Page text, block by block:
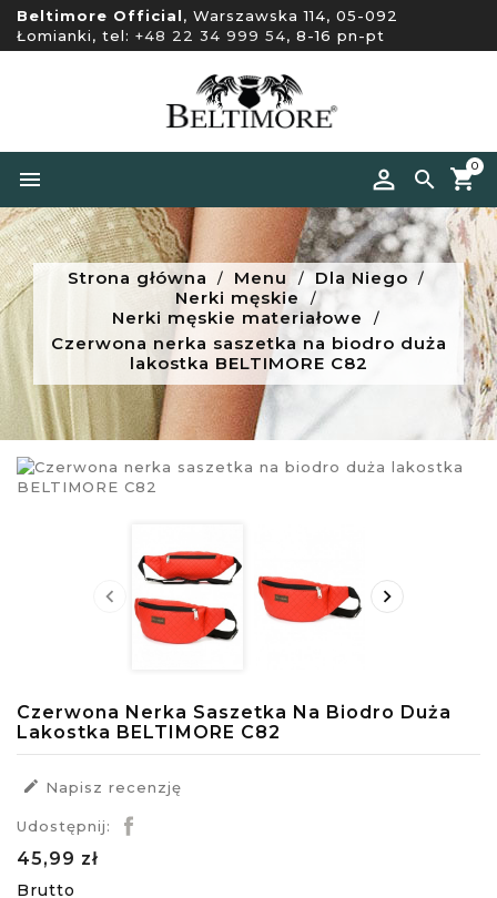
Beltimore Official, Warszawska 114, 05-092
Łomianki, tel: +48 22 34 999 54, 8-16 pn-pt


0
Strona główna Menu
Dla Niego
Nerki męskie
Nerki męskie materiałowe
Czerwona nerka saszetka na biodro duża
lakostka BELTIMORE C82
 
Czerwona Nerka Saszetka Na Biodro Duża
Lakostka BELTIMORE C82
 Napisz recenzję
Udostępnij:
45,99 zł
Brutto